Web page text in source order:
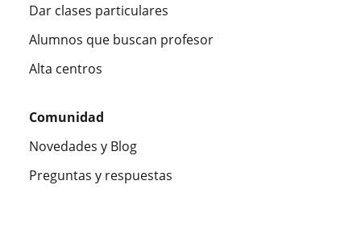
Dar clases particulares
Alumnos que buscan profesor
Alta centros
Comunidad
Novedades y Blog
Preguntas y respuestas